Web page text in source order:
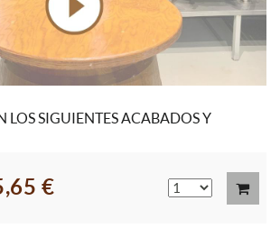
LOS SIGUIENTES ACABADOS Y
€